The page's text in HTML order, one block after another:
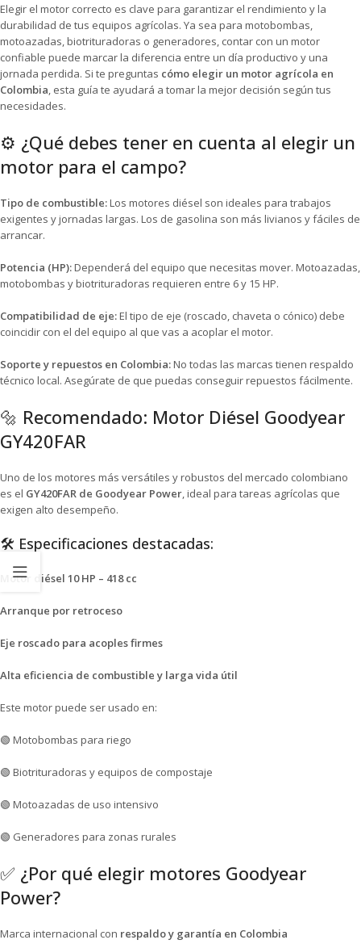
Elegir el motor correcto es clave para garantizar el rendimiento y la
durabilidad de tus equipos agrícolas. Ya sea para motobombas,
motoazadas, biotrituradoras o generadores, contar con un motor
confiable puede marcar la diferencia entre un día productivo y una
jornada perdida. Si te preguntas cómo elegir un motor agrícola en
Colombia, esta guía te ayudará a tomar la mejor decisión según tus
necesidades.
⚙️ ¿Qué debes tener en cuenta al elegir un
motor para el campo?
Tipo de combustible:Los motores diésel son ideales para trabajos
exigentes y jornadas largas. Los de gasolina son más livianos y fáciles de
arrancar.
Potencia (HP):Dependerá del equipo que necesitas mover. Motoazadas,
motobombas y biotrituradoras requieren entre 6 y 15 HP.
Compatibilidad de eje:El tipo de eje (roscado, chaveta o cónico) debe
coincidir con el del equipo al que vas a acoplar el motor.
Soporte y repuestos en Colombia:No todas las marcas tienen respaldo
técnico local. Asegúrate de que puedas conseguir repuestos fácilmente.
🔩 Recomendado: Motor Diésel Goodyear
GY420FAR
Uno de los motores más versátiles y robustos del mercado colombiano
es el GY420FAR de Goodyear Power, ideal para tareas agrícolas que
exigen alto desempeño.
🛠️ Especificaciones destacadas:
Motor diésel 10 HP – 418 cc
Arranque por retroceso
Eje roscado para acoples firmes
Alta eficiencia de combustible y larga vida útil
Este motor puede ser usado en:
🟢 Motobombas para riego
🟢 Biotrituradoras y equipos de compostaje
🟢 Motoazadas de uso intensivo
🟢 Generadores para zonas rurales
✅ ¿Por qué elegir motores Goodyear
Power?
Marca internacional con respaldo y garantía en Colombia